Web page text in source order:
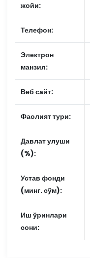
жойи:
Телефон:
Электрон
манзил:
Веб сайт:
Фаолият тури:
Давлат улуши
(%):
Устав фонди
(минг. сўм):
Иш ўринлари
сони: